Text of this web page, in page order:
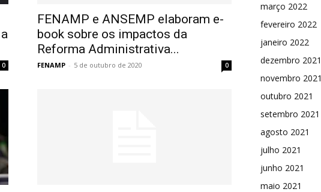
0
FENAMP e ANSEMP elaboram e-
book sobre os impactos da
Reforma Administrativa...
FENAMP - 5 de outubro de 2020 0
março 2022
fevereiro 2022
janeiro 2022
dezembro 2021
novembro 2021
outubro 2021
setembro 2021
agosto 2021
julho 2021
junho 2021
maio 2021